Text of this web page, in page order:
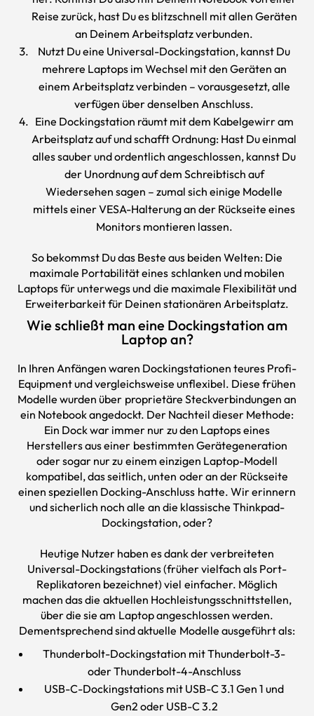
Reise zurück, hast Du es blitzschnell mit allen Geräten
an Deinem Arbeitsplatz verbunden.
Nutzt Du eine Universal-Dockingstation, kannst Du
mehrere Laptopsim Wechsel mit den Geräten an
einem Arbeitsplatz verbinden – vorausgesetzt, alle
verfügen über denselben Anschluss.
Eine Dockingstation räumt mit dem Kabelgewirr am
Arbeitsplatz auf und schafft Ordnung: Hast Du einmal
alles sauber und ordentlich angeschlossen, kannst Du
der Unordnung auf dem Schreibtisch auf
Wiedersehen sagen – zumal sich einige Modelle
mittels einer VESA-Halterung an der Rückseite eines
Monitors montieren lassen.
So bekommst Du das Beste aus beiden Welten: Die
maximale Portabilität eines schlanken und mobilen
Laptops für unterwegs und die maximale Flexibilität und
Erweiterbarkeit für Deinen stationären Arbeitsplatz.
Wie schließt man eine Dockingstation am
Laptop an?
In Ihren Anfängen waren Dockingstationen teures Profi-
Equipment und vergleichsweise unflexibel. Diese frühen
Modelle wurden über proprietäre Steckverbindungen an
ein Notebook angedockt. Der Nachteil dieser Methode:
Ein Dock war immer nur zu den Laptops eines
Herstellers aus einer bestimmten Gerätegeneration
oder sogar nur zu einem einzigen Laptop-Modell
kompatibel, das seitlich, unten oder an der Rückseite
einen speziellen Docking-Anschluss hatte. Wir erinnern
und sicherlich noch alle an die klassische Thinkpad-
Dockingstation, oder?
Heutige Nutzer haben es dank der verbreiteten
Universal-Dockingstations (früher vielfach als Port-
Replikatoren bezeichnet) viel einfacher. Möglich
machen das die aktuellen Hochleistungsschnittstellen,
über die sie am Laptop angeschlossen werden.
Dementsprechend sind aktuelle Modelle ausgeführt als:
Thunderbolt-Dockingstation mit Thunderbolt-3-
oder Thunderbolt-4-Anschluss
USB-C-Dockingstations mit USB-C 3.1 Gen 1 und
Gen2 oder USB-C 3.2